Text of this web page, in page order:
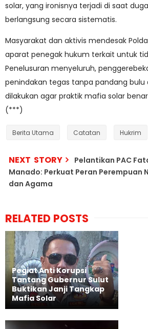
solar, yang ironisnya terjadi di saat
berlangsung secara sistematis.
Masyarakat dan aktivis mendesak
aparat penegak hukum terkait untuk
Penelusuran menyeluruh,
penindakan tegas tanpa pandang bulu
dilakukan agar praktik mafia solar
(***)
Berita Utama Catatan Hukrim
NEXT STORY
Pelantikan PAC
Manado: Perkuat Peran Perempuan
dan Agama
RELATED POSTS
Pegiat Anti Korupsi
Tantang Gubernur Sulut
Buktikan Janji Tangkap
Mafia Solar